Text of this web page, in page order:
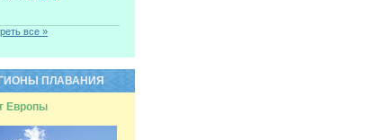
все »
ПЛАВАНИЯ
Европы